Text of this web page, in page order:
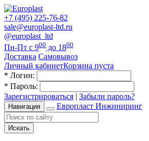
+7 (495) 225-76-82
sale@europlast-ltd.ru
@europlast_ltd
Пн-Пт с 900 до 1800
Доставка Самовывоз
Личный кабинетКорзина пуста
* Логин:
* Пароль:
Зарегистрироваться | Забыли пароль?
Навигация Европласт Инжиниринг
Искать